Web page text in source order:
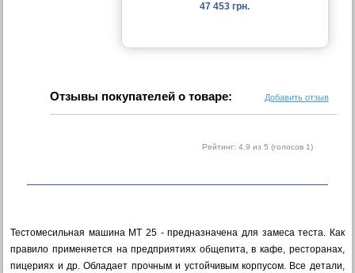
47 453 грн.
Отзывы покупателей о товаре: Добавить отзыв
Рейтинг: 4.9 из 5 (голосов 1)
Тестомесильная машина МТ 25 - предназначена для замеса теста. Как
правило применяется на предприятиях общепита, в кафе, ресторанах,
пицериях и др. Обладает прочным и устойчивым корпусом. Все детали,